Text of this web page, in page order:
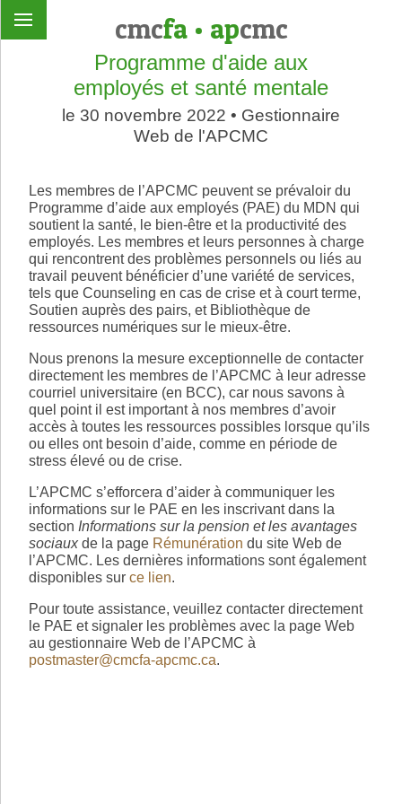
cmcfa• apcmc
Programme d'aide aux
employés et santé mentale
le 30 novembre 2022 • Gestionnaire
Web de l'APCMC
Les membres de l’APCMC peuvent se prévaloir du
Programme d’aide aux employés (PAE) du MDN qui
soutient la santé, le bien-être et la productivité des
employés. Les membres et leurs personnes à charge
qui rencontrent des problèmes personnels ou liés au
travail peuvent bénéficier d’une variété de services,
tels que Counseling en cas de crise et à court terme,
Soutien auprès des pairs, et Bibliothèque de
ressources numériques sur le mieux-être.
Nous prenons la mesure exceptionnelle de contacter
directement les membres de l’APCMC à leur adresse
courriel universitaire (en BCC), car nous savons à
quel point il est important à nos membres d’avoir
accès à toutes les ressources possibles lorsque qu’ils
ou elles ont besoin d’aide, comme en période de
stress élevé ou de crise.
L’APCMC s’efforcera d’aider à communiquer les
informations sur le PAE en les inscrivant dans la
section Informations sur la pension et les avantages
sociauxde la page Rémunération du site Web de
l’APCMC. Les dernières informations sont également
disponibles sur ce lien.
Pour toute assistance, veuillez contacter directement
le PAE et signaler les problèmes avec la page Web
au gestionnaire Web de l’APCMC à
postmaster@cmcfa-apcmc.ca.